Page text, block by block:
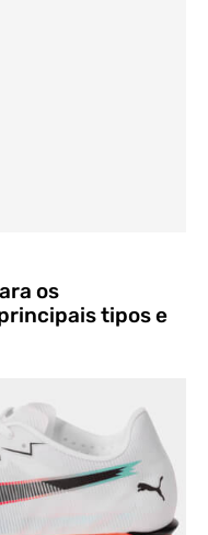
os
tipos e